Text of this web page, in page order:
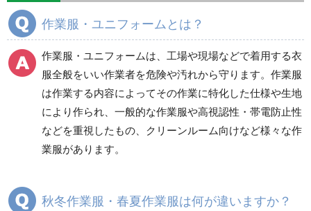
分煙対策機器
電気保守用品 ワイパー クリーンルーム対策用品
防災グッズ（防災セット） 救急医療品
健康管理器具 季節商品 ウイルス対策用品
商品カテゴリ一覧
秋冬長袖
秋冬長袖
作業服・ユニフォームとは？
作業服・ユニフォームは、工場や現場などで着用する衣
服全般をいい作業者を危険や汚れから守ります。作業服
は作業する内容によってその作業に特化した仕様や生地
により作られ、一般的な作業服や高視認性・帯電防止性
などを重視したもの、クリーンルーム向けなど様々な作
業服があります。
秋冬作業服・春夏作業服は何が違いますか？